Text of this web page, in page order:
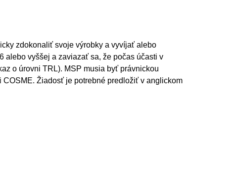
zdokonaliť svoje výrobky a vyvíjať alebo
alebo vyššej a zaviazať sa, že počas účasti v
o úrovni TRL). MSP musia byť právnickou
Žiadosť je potrebné predložiť v anglickom